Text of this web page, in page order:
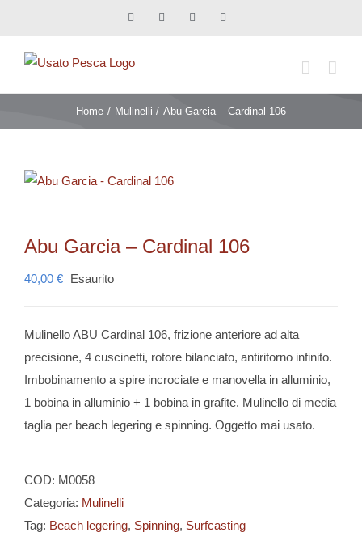
contenuto
Facebook Instagram
Home Mulinelli Abu Garcia – Cardinal 106
Abu Garcia – Cardinal 106
40,00 € Esaurito
Mulinello ABU Cardinal 106, frizione anteriore ad alta
precisione, 4 cuscinetti, rotore bilanciato, antiritorno infinito.
Imbobinamento a spire incrociate e manovella in alluminio,
1 bobina in alluminio + 1 bobina in grafite. Mulinello di media
taglia per beach legering e spinning. Oggetto mai usato.
COD: M0058
Categoria: Mulinelli
Tag: Beach legering, Spinning, Surfcasting